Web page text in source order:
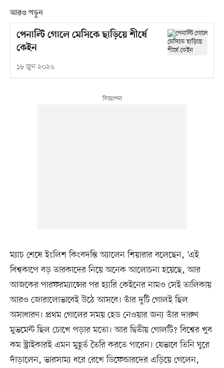
আরও পড়ুন
পেনাল্টি গোলে মেসিকে ছাড়িয়ে শীর্ষে
কেইন
১৮ জুন ২০২৬
ম্যাচ শেষে ইংলিশ কিংবদন্তি অ্যালেন শিয়ারার বলেছেন, ‘এই
বিশ্বকাপে বড় তারকাদের নিয়ে অনেক আলোচনা হয়েছে, আর
আজকের পারফরম্যান্সের পর হ্যারি কেইনের নামও সেই তালিকায়
আরও জোরালোভাবেই উঠে আসবে। তাঁর দুটি গোলই ছিল
অসাধারণ। প্রথম গোলের সময় হেড নেওয়ার জন্য তাঁর দারুণ
মুভমেন্ট ছিল চোখে পড়ার মতো। আর দ্বিতীয় গোলটি? বিশ্বের খুব
কম স্ট্রাইকারই এমন মুহূর্ত তৈরি করতে পারেন। যেভাবে তিনি ঘুরে
দাঁড়ালেন, ভারসাম্য ধরে রেখে ডিফেন্ডারদের এড়িয়ে গেলেন,